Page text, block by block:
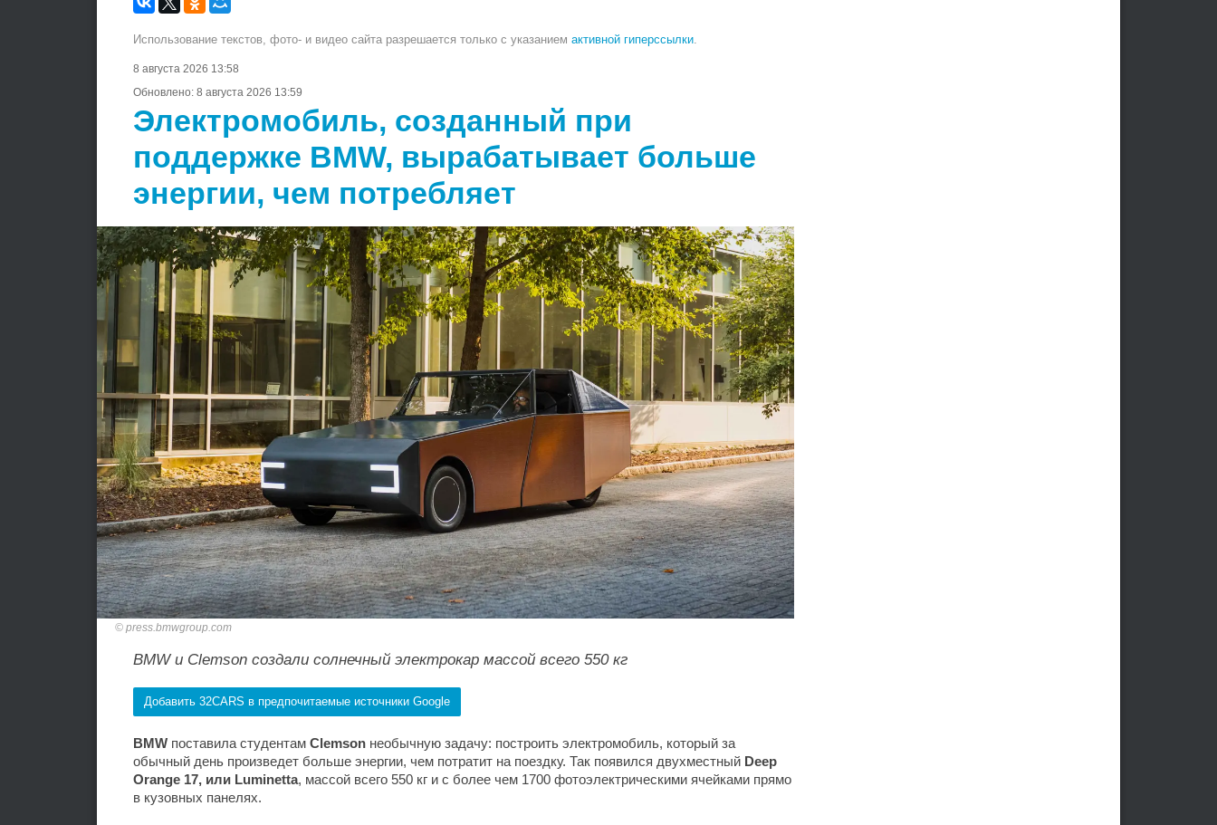
Использование текстов, фото- и видео сайта разрешается только с указанием активной гиперссылки.
8 августа 2026 13:58
Обновлено: 8 августа 2026 13:59
Электромобиль, созданный при
поддержке BMW, вырабатывает больше
энергии, чем потребляет
press.bmwgroup.com
BMW и Clemson создали солнечный электрокар массой всего 550 кг
Добавить 32CARS в предпочитаемые источники Google
BMW поставила студентам Clemson необычную задачу: построить электромобиль, который за
обычный день произведет больше энергии, чем потратит на поездку. Так появился двухместный Deep
Orange 17, или Luminetta, массой всего 550 кг и с более чем 1700 фотоэлектрическими ячейками прямо
в кузовных панелях.